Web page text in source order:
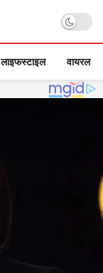
लाइफस्टाइल वायरल